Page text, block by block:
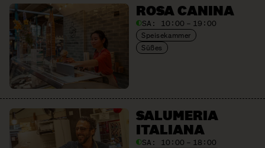
ROSA CANINA
SA: 10:00 – 19:00
Speisekammer
Süßes
SALUMERIA
ITALIANA
SA: 10:00 – 18:00